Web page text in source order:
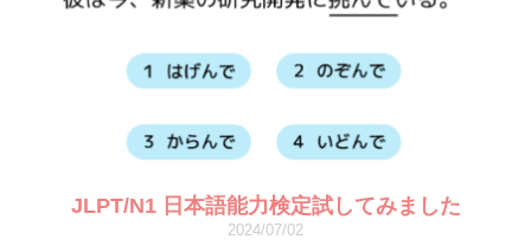
JLPT/N1 日本語能力検定試してみました
2024/07/02